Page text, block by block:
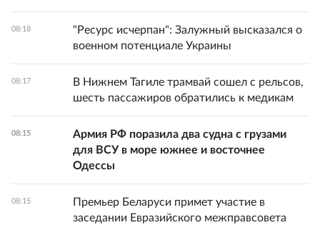
08:18
"Ресурс исчерпан": Залужный высказался о
военном потенциале Украины
08:17
В Нижнем Тагиле трамвай сошел с рельсов,
шесть пассажиров обратились к медикам
08:15
Армия РФ поразила два судна с грузами
для ВСУ в море южнее и восточнее
Одессы
08:15
Премьер Беларуси примет участие в
заседании Евразийского межправсовета